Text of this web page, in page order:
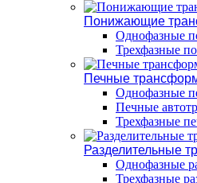
Понижающие
Однофазные
Трехфазные
Печные
Однофазные
Печные
Трехфазные
Разделительные
Однофазные
Трехфазные